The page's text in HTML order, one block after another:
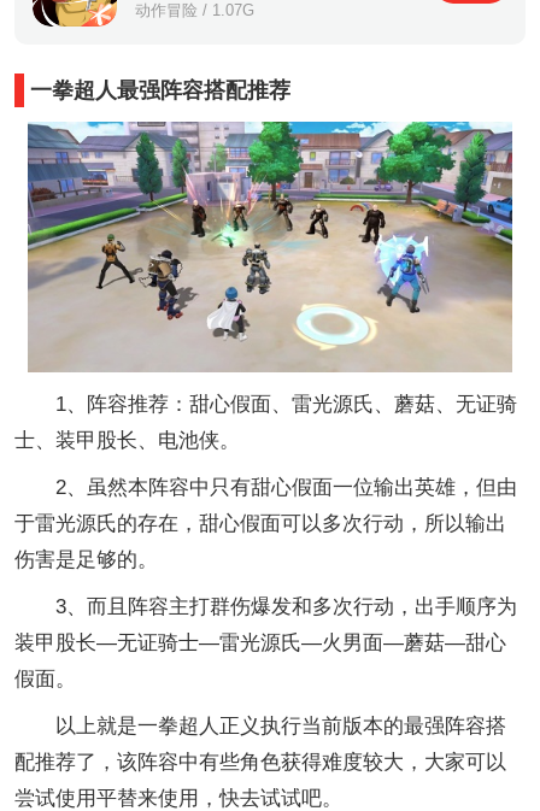
动作冒险 / 1.07G
一拳超人最强阵容搭配推荐
1、阵容推荐：甜心假面、雷光源氏、蘑菇、无证骑
士、装甲股长、电池侠。
2、虽然本阵容中只有甜心假面一位输出英雄，但由
于雷光源氏的存在，甜心假面可以多次行动，所以输出
伤害是足够的。
3、而且阵容主打群伤爆发和多次行动，出手顺序为
装甲股长—无证骑士—雷光源氏—火男面—蘑菇—甜心
假面。
以上就是一拳超人正义执行当前版本的最强阵容搭
配推荐了，该阵容中有些角色获得难度较大，大家可以
尝试使用平替来使用，快去试试吧。